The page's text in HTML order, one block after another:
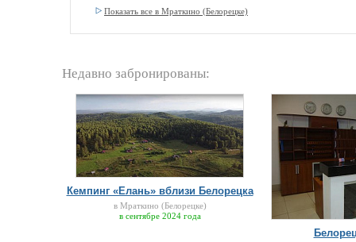
Показать все в Мраткино (Белорецке)
Недавно забронированы:
Кемпинг «Елань» вблизи Белорецка
в Мраткино (Белорецке)
в сентябре 2024 года